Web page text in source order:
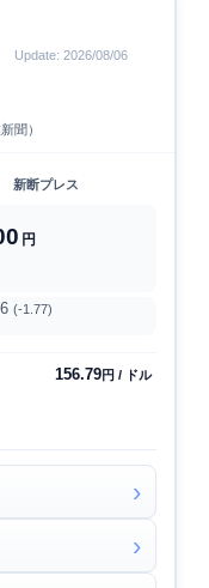
Update: 2026/08/06
聞）
新断プレス
円
(-1.77)
156.79円 / ドル